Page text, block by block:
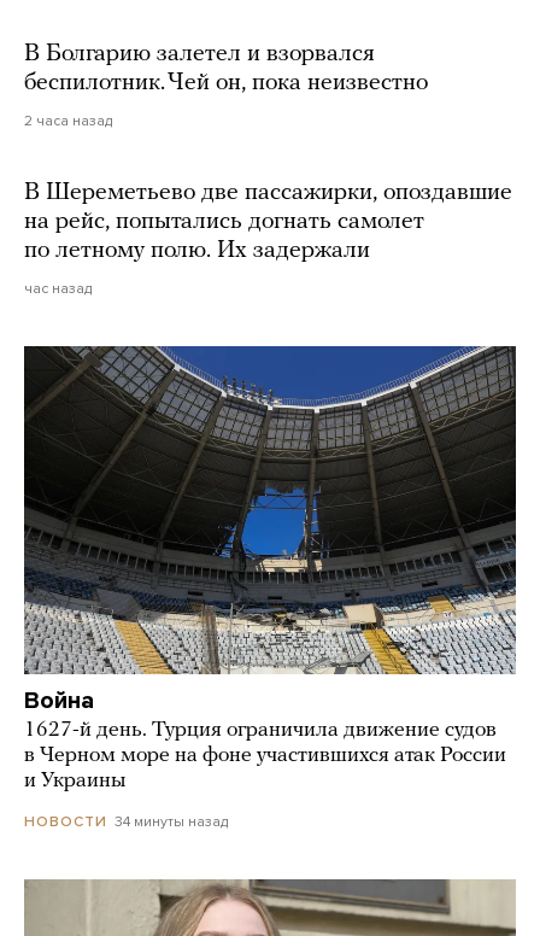
В Болгарию залетел и взорвался
беспилотник. Чей он, пока неизвестно
2 часа назад
В Шереметьево две пассажирки, опоздавшие
на рейс, попытались догнать самолет
по летному полю. Их задержали
час назад
Война
1627-й день. Турция ограничила движение судов
в Черном море на фоне участившихся атак России
и Украины
НОВОСТИ 34 минуты назад